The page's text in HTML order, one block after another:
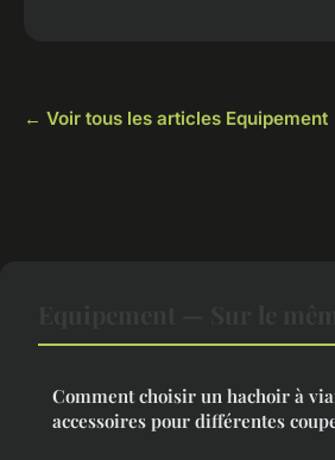
← Voir tous les articles Equipement
Comment choisir un hachoir à
accessoires pour différentes